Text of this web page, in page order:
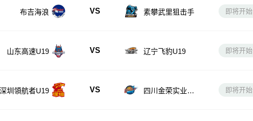
布吉海浪 VS 素攀武里狙击手 即将开始
山东高速U19 VS 辽宁飞豹U19 即将开始
深圳領航者U19 VS
四川金荣实业U1
即将开始